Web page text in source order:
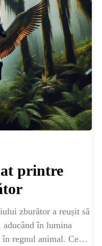
printre
zburător a reușit să
în lumina
regnul animal. Ce